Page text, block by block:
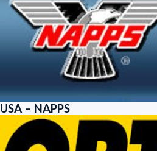
USA – NAPPS